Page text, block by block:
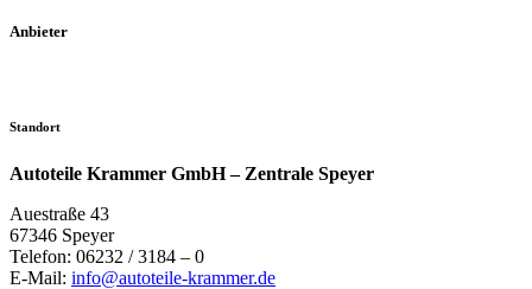
Anbieter
Standort
Autoteile Krammer GmbH – Zentrale Speyer
Auestraße 43
67346 Speyer
Telefon: 06232 / 3184 – 0
E-Mail: info@autoteile-krammer.de